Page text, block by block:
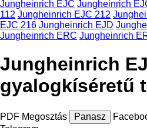
Jungheinrich EJC Jungheinrich
112 Jungheinrich EJC 212
EJC 216 Jungheinrich EJD
Jungheinrich ERC Jungheinrich
Jungheinrich
gyalogkíséretű
PDF Megosztás Panasz